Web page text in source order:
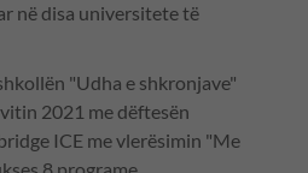
në disa universitete të
"Udha e shkronjave"
2021 me dëftesën
ICE me vlerësimin "Me